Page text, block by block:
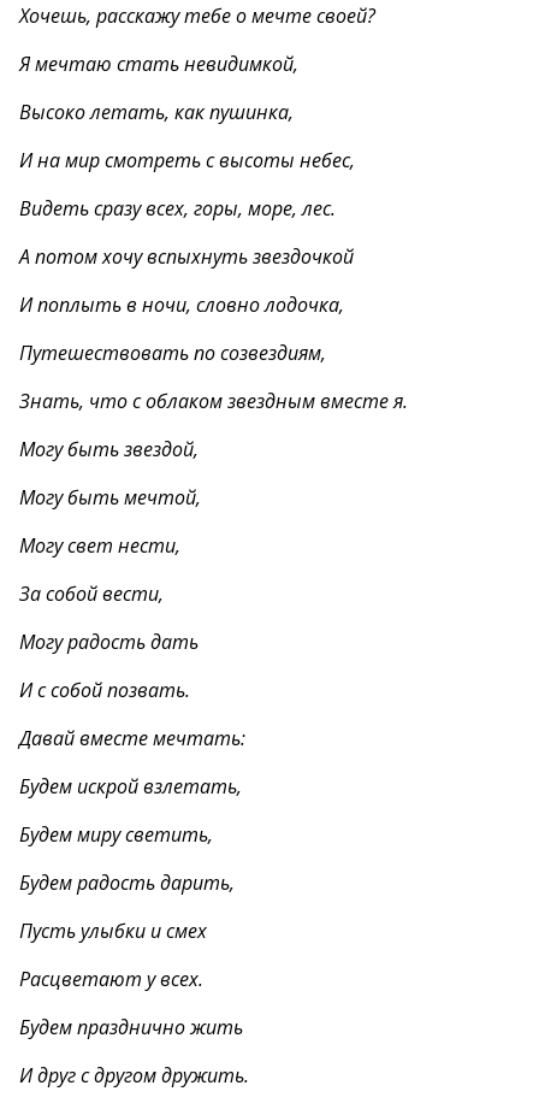
Хочешь, расскажу тебе о мечте своей?
Я мечтаю стать невидимкой,
Высоко летать, как пушинка,
И на мир смотреть с высоты небес,
Видеть сразу всех, горы, море, лес.
А потом хочу вспыхнуть звездочкой
И поплыть в ночи, словно лодочка,
Путешествовать по созвездиям,
Знать, что с облаком звездным вместе я.
Могу быть звездой,
Могу быть мечтой,
Могу свет нести,
За собой вести,
Могу радость дать
И с собой позвать.
Давай вместе мечтать:
Будем искрой взлетать,
Будем миру светить,
Будем радость дарить,
Пусть улыбки и смех
Расцветают у всех.
Будем празднично жить
И друг с другом дружить.